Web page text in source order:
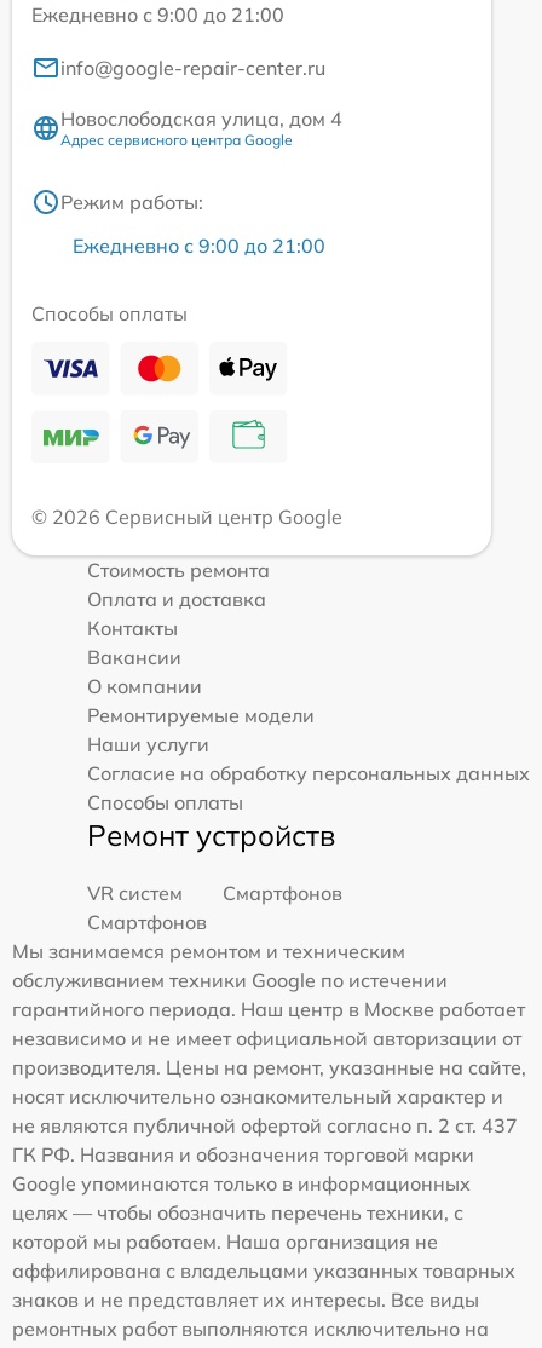
Ежедневно с 9:00 до 21:00
info@google-repair-center.ru
Новослободская улица, дом 4
Адрес сервисного центра Google
Режим работы:
Ежедневно с 9:00 до 21:00
Способы оплаты
© 2026 Сервисный центр Google
Стоимость ремонта
Оплата и доставка
Контакты
Вакансии
О компании
Ремонтируемые модели
Наши услуги
Согласие на обработку персональных данных
Способы оплаты
Ремонт устройств
VR систем
Смартфонов
Смартфонов
Мы занимаемся ремонтом и техническим
обслуживанием техники Google по истечении
гарантийного периода. Наш центр в Москве работает
независимо и не имеет официальной авторизации от
производителя. Цены на ремонт, указанные на сайте,
носят исключительно ознакомительный характер и
не являются публичной офертой согласно п. 2 ст. 437
ГК РФ. Названия и обозначения торговой марки
Google упоминаются только в информационных
целях — чтобы обозначить перечень техники, с
которой мы работаем. Наша организация не
аффилирована с владельцами указанных товарных
знаков и не представляет их интересы. Все виды
ремонтных работ выполняются исключительно на